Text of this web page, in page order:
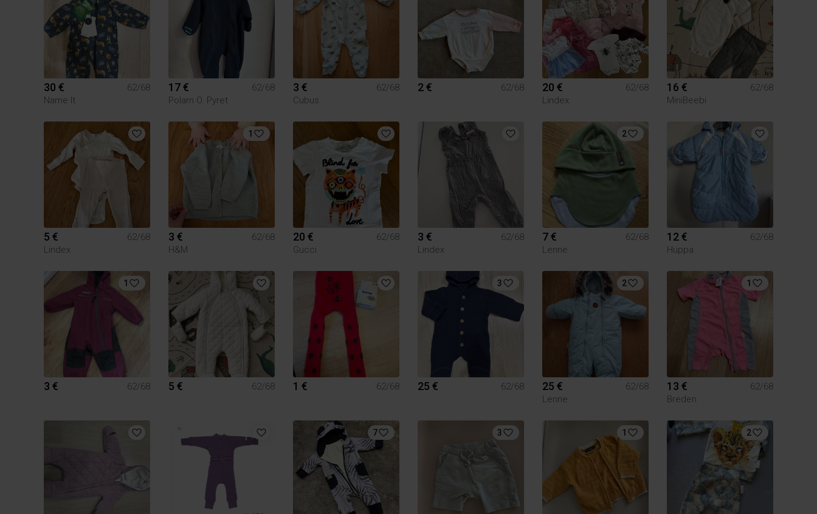
30 €
62/68
Name It
17 €
62/68
Polarn O. Pyret
3 €
62/68
Cubus
2 € 62/68 20 €
62/68
Lindex
16 €
62/68
MiniBeebi
5 €
62/68
Lindex
1
3 €
62/68
H&M
20 €
62/68
Gucci
3 €
62/68
Lindex
2
7 €
62/68
Lenne
12 €
62/68
Huppa
1
3 € 62/68 5 € 62/68 1 € 62/68
3
25 € 62/68
2
25 €
62/68
Lenne
1
13 €
62/68
Breden
7 3 1 2